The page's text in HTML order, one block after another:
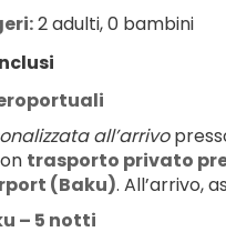
2 adulti, 0 bambini
all’arrivo
trasporto privato
(Baku). All’arrivo,
– 5 notti